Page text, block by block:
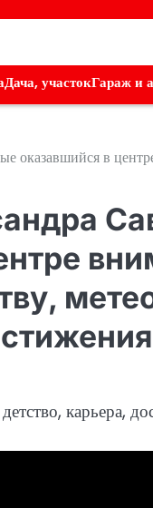
Дача, участокГараж и
оказавшийся в